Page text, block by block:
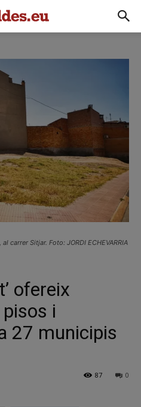
carrer Sitjar. Foto: JORDI ECHEVARRIA
ofereix
i
27 municipis
0
87